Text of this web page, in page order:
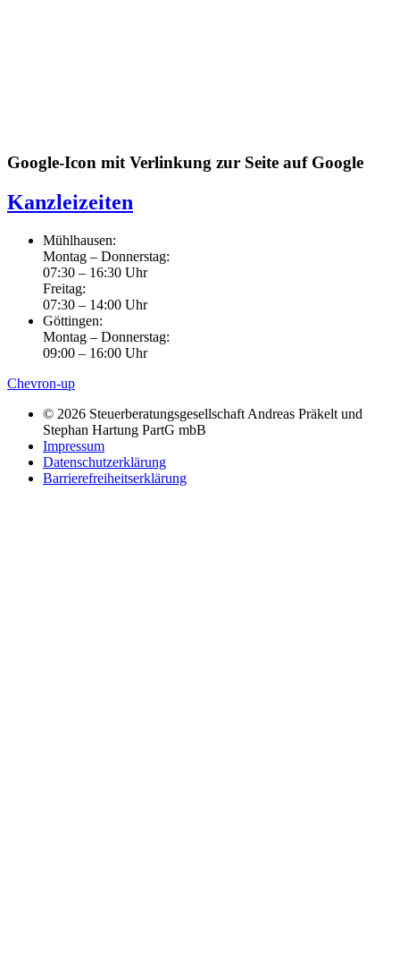
Google-Icon mit Verlinkung zur Seite auf Google
Kanzleizeiten
Mühlhausen:
Montag – Donnerstag:
07:30 – 16:30 Uhr
Freitag:
07:30 – 14:00 Uhr
Göttingen:
Montag – Donnerstag:
09:00 – 16:00 Uhr
Chevron-up
© 2026 Steuerberatungsgesellschaft Andreas Präkelt und
Stephan Hartung PartG mbB
Impressum
Datenschutzerklärung
Barrierefreiheitserklärung